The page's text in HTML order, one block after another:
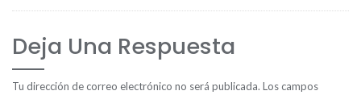
Deja Una Respuesta
Tu dirección de correo electrónico no será publicada. Los campos